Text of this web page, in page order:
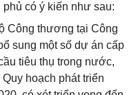
có ý kiến như sau:
Công thương tại Công
sung một số dự án cấp
tiêu thụ trong nước,
hoạch phát triển